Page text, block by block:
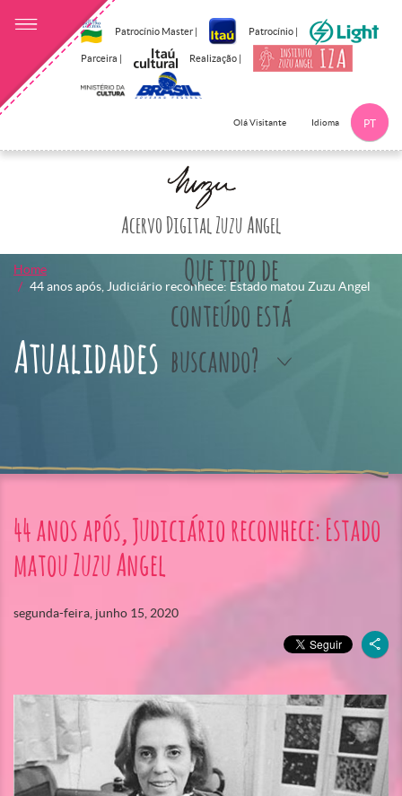
Patrocínio Master | Patrocínio |
Parceira | Realização |
Olá Visitante Idioma PT
Acervo Digital Zuzu Angel
Que tipo de
conteúdo está
buscando?
Home
44 anos após, Judiciário reconhece: Estado matou Zuzu Angel
Atualidades
44 anos após, Judiciário reconhece: Estado
matou Zuzu Angel
segunda-feira, junho 15, 2020